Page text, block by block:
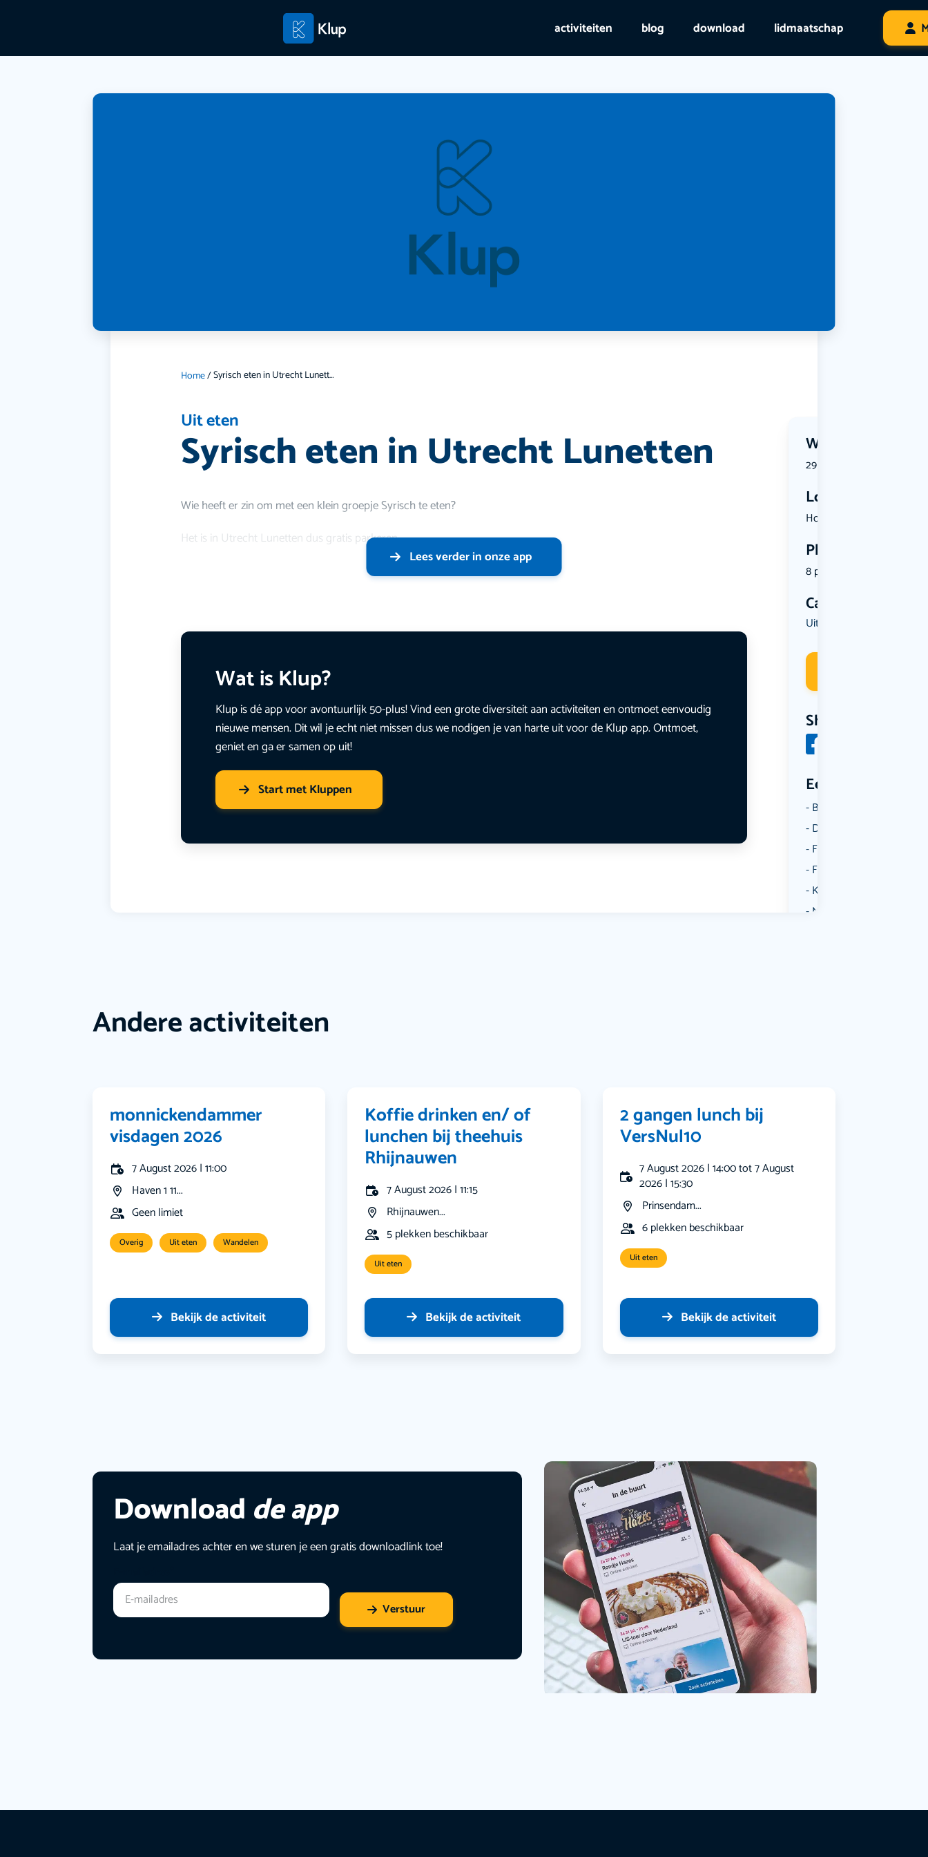
activiteiten blog download lidmaatschap
Home/ Syrisch eten in Utrecht Lunetten
Uit eten
Syrisch eten in Utrecht Lunetten Wanneer?
29 July 2026 | 18:00
Locatie
Hondsrug 3...
Plekken
8 plekken beschikbaar
Categorie
Uit eten
Share
Een aantal
Borrelen
Dansen
Fietsen
Film
Kunst & Cultuur
Muziek
Wie heeft er zin om met een klein groepje Syrisch te eten?
Het is in Utrecht Lunetten dus gratis parkeren.
Lees verder in onze app
Wat is Klup?
Klup is dé app voor avontuurlijk 50-plus! Vind een grote diversiteit aan activiteiten en ontmoet eenvoudig
nieuwe mensen. Dit wil je echt niet missen dus we nodigen je van harte uit voor de Klup app. Ontmoet,
geniet en ga er samen op uit!
Start met Kluppen
Andere activiteiten
monnickendammer
visdagen 2026
7 August 2026 | 11:00
Haven 1 11...
Geen limiet
Overig Uit eten Wandelen
Bekijk de activiteit
Koffie drinken en/ of
lunchen bij theehuis
Rhijnauwen
7 August 2026 | 11:15
Rhijnauwen...
5 plekken beschikbaar
Uit eten
Bekijk de activiteit
2 gangen lunch bij
VersNul10
7 August 2026 | 14:00 tot 7 August
2026 | 15:30
Prinsendam...
6 plekken beschikbaar
Uit eten
Bekijk de activiteit
Download de app
Laat je emailadres achter en we sturen je een gratis downloadlink toe!
Verstuur